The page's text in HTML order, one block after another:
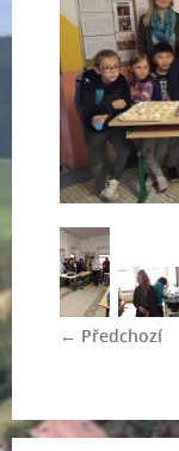
← Předchozí